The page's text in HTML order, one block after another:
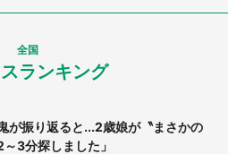
全国
ランキング
が振り返ると...2歳娘が〝まさかの
3分探しました」